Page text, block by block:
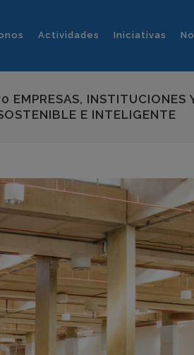
Actividades Iniciativas
INSTITUCIONES
E INTELIGENTE